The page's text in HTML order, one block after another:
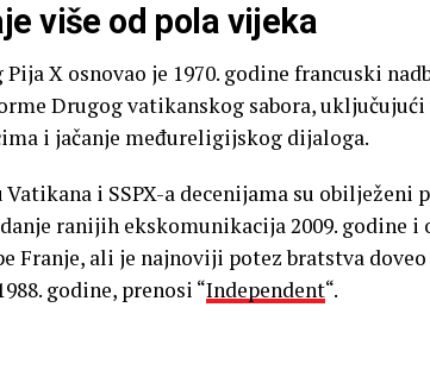
više od pola vijeka
X osnovao je 1970. godine francuski
Drugog vatikanskog sabora,
i jačanje međureligijskog dijaloga.
i SSPX-a decenijama su obilježeni
ranijih ekskomunikacija 2009. godine i
Franje, ali je najnoviji potez bratstva
godine, prenosi “Independent“.